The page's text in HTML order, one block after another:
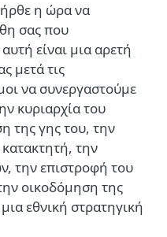
ήρθε η ώρα να
σας που
είναι μια αρετή
μετά τις
να συνεργαστούμε
κυριαρχία του
της γης του, την
την
την επιστροφή του
οικοδόμηση της
εθνική στρατηγική